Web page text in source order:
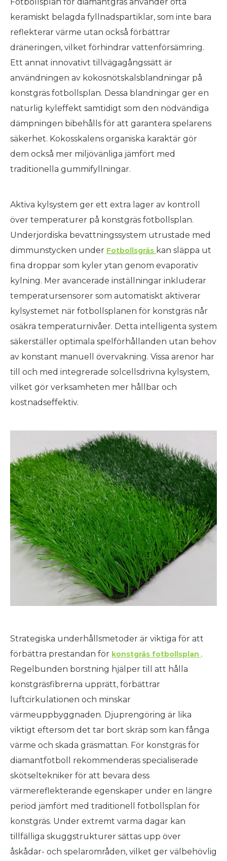
keramiskt belagda fyllnadspartiklar, som inte bara
reflekterar värme utan också förbättrar
dräneringen, vilket förhindrar vattenförsämring.
Ett annat innovativt tillvägagångssätt är
användningen av kokosnötskalsblandningar på
konstgräs fotbollsplan. Dessa blandningar ger en
naturlig kyleffekt samtidigt som den nödvändiga
dämpningen bibehålls för att garantera spelarens
säkerhet. Kokosskalens organiska karaktär gör
dem också mer miljövänliga jämfört med
traditionella gummifyllningar.
Aktiva kylsystem ger ett extra lager av kontroll
över temperaturer på konstgräs fotbollsplan.
Underjordiska bevattningssystem utrustade med
dimmunstycken under Fotbollsgräs kan släppa ut
fina droppar som kyler ytan genom evaporativ
kylning. Mer avancerade inställningar inkluderar
temperatursensorer som automatiskt aktiverar
kylsystemet när fotbollsplanen för konstgräs når
osäkra temperaturnivåer. Detta intelligenta system
säkerställer optimala spelförhållanden utan behov
av konstant manuell övervakning. Vissa arenor har
till och med integrerade solcellsdrivna kylsystem,
vilket gör verksamheten mer hållbar och
kostnadseffektiv.
Strategiska underhållsmetoder är viktiga för att
förbättra prestandan för konstgräs fotbollsplan .
Regelbunden borstning hjälper till att hålla
konstgräsfibrerna upprätt, förbättrar
luftcirkulationen och minskar
värmeuppbyggnaden. Djuprengöring är lika
viktigt eftersom det tar bort skräp som kan fånga
värme och skada gräsmattan. För konstgräs för
diamantfotboll rekommenderas specialiserade
skötseltekniker för att bevara dess
värmereflekterande egenskaper under en längre
period jämfört med traditionell fotbollsplan för
konstgräs. Under extremt varma dagar kan
tillfälliga skuggstrukturer sättas upp över
åskådar- och spelarområden, vilket ger välbehövlig